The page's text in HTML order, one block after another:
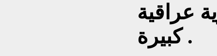
عراقية
كبيرة .